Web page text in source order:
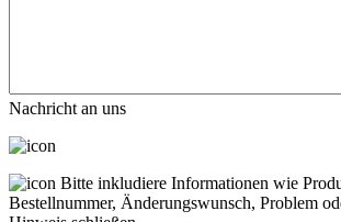
Nachricht an uns
Bitte inkludiere Informationen wie
Bestellnummer, Änderungswunsch, Problem